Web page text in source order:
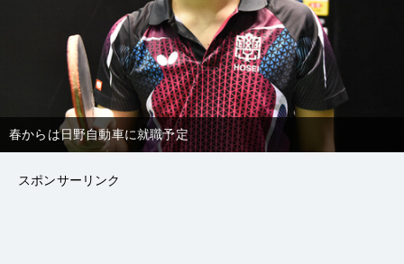
春からは日野自動車に就職予定
スポンサーリンク